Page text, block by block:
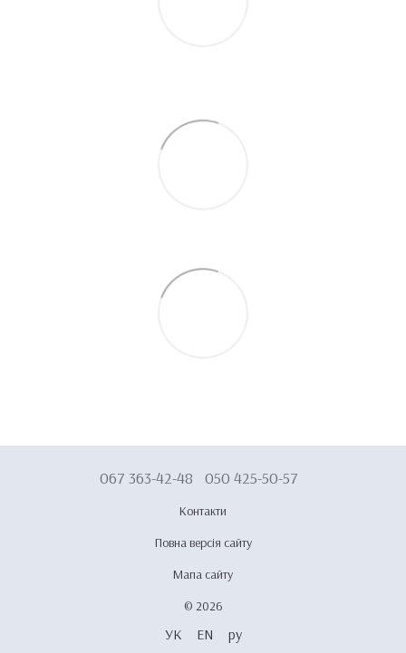
067 363-42-48 050 425-50-57
Контакти
Повна версія сайту
Мапа сайту
© 2026
УК EN ру